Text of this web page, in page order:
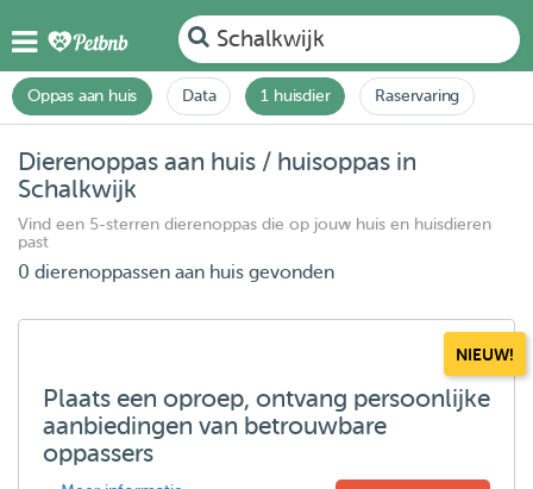
Schalkwijk
Oppas aan huis Data 1 huisdier Raservaring
Dierenoppas aan huis / huisoppas in
Schalkwijk
Vind een 5-sterren dierenoppas die op jouw huis en huisdieren
past
0 dierenoppassen aan huis gevonden
NIEUW!
Plaats een oproep, ontvang persoonlijke
aanbiedingen van betrouwbare
oppassers